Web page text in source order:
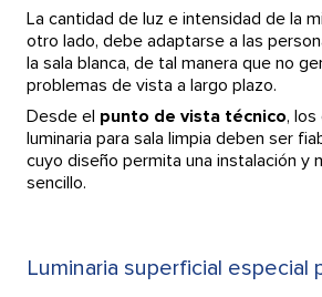
La cantidad de luz e intensidad de la
otro lado, debe adaptarse a las
la sala blanca, de tal manera que no
problemas de vista a largo plazo.
Desde el punto de vista técnico,
luminaria para sala limpia deben ser
cuyo diseño permita una instalación y
sencillo.
Luminaria superficial especial